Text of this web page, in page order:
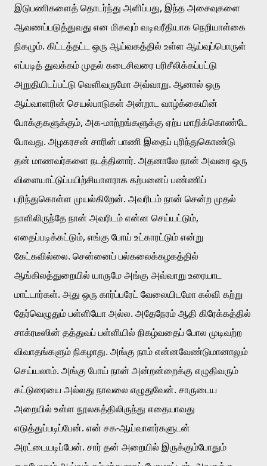
இடுபணிகளைத் தொடர்ந்து அளிப்பது, இந்த அசைவுகளை
ஆவணப்படுத்துவது என மிகவும் வடிவரீதியாக நெறியாள்கை
நிகழும். கிட்டத்தட்ட ஒரு ஆய்வகத்தில் உள்ள ஆய்வுப்பொருள்
எப்படித் துவக்கம் முதல் கடைசிவரை பரிசீலிக்கப்பட்டு
அறுதியிடப்பட்டு வெளிவருமோ அவ்வாறு. ஆனால் ஒரு
ஆய்வாளரின் செயல்பாடுகள் அன்றாட வாழ்க்கையின்
போக்குகளுக்கும், அக-மாற்றங்களுக்கு ஏற்ப மாறிக்கொண்டே
போவது. அழகரசன் சாரின் பாணி இதைப் புரிந்துகொண்டு
தன் மாணவர்களை நடத்தினார். அதனாலே நான் அவரை ஒரு
விளையாட்டுப்பயிற்சியாளராக கற்பனைப் பண்ணிப்
புரிந்துகொள்ள முயல்கிறேன். அவரிடம் நான் சென்ற முதல்
நாளிலிருந்தே நான் அவரிடம் என்ன செய்யட்டும்,
எதைப்படிக்கட்டும், எங்கு போய் உட்காரட்டும் என்று
கேட்கவில்லை. சென்னைப் பல்கலைக்கழகத்தில்
ஆங்கிலத்துறையில் யாருமே அங்கு அவ்வாறு உரையாட
மாட்டார்கள். அது ஒரு கார்ப்பரேட் வேலையிடமோ கல்வி கற்று
தேர்வெழுதும் பள்ளியோ அல்ல. அதேநேரம் ஆதி கிரேக்கத்தில்
சாக்ரடீஸின் தத்துவப் பள்ளியில் நிகழ்வதைப் போல முடிவற்ற
விவாதங்களும் நிகழாது. அங்கு நாம் என்னவேண்டுமானாலும்
செய்யலாம். அங்கு போய் நான் அன்றன்றைக்கு எழுதிவரும்
கட்டுரையை அல்லது நாவலை எழுதுவேன். சாருடைய
அறையில் உள்ள நூலகத்திலிருந்து எதையாவது
எடுத்துப்படிப்பேன். என் சக-ஆய்வாளர்களுடன்
அரட்டையடிப்பேன். சார் தன் அறையில் இருக்கும்போதும்